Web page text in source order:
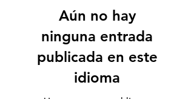
Aún no hay
ninguna entrada
publicada en este
idioma